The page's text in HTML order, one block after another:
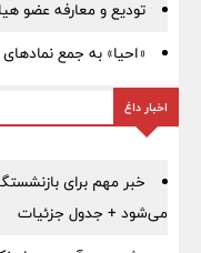
تودیع و معارفه عضو
«احیا» به جمع
اخبار داغ
می‌شود + جدول جزئیات